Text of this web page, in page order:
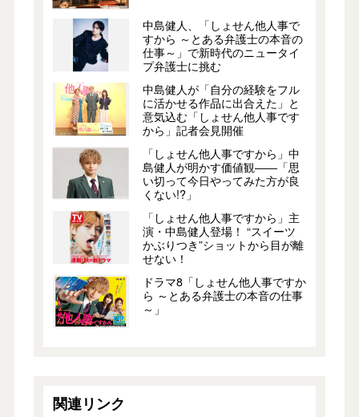
中島健人、「しょせん他人事で
すから ～とある弁護士の本音の
仕事～」で新時代のニュータイ
プ弁護士に挑む
中島健人が「自分の経験をフル
に活かせる作品に出合えた」と
意気込む「しょせん他人事です
から」記者会見開催
「しょせん他人事ですから」中
島健人が明かす価値観――「思
い切って今日やってみた方が良
くない!?」
「しょせん他人事ですから」主
演・中島健人登場！ “スイーツ
かぶりつき”ショットから目が離
せない！
ドラマ8「しょせん他人事ですか
ら ～とある弁護士の本音の仕事
～」
関連リンク